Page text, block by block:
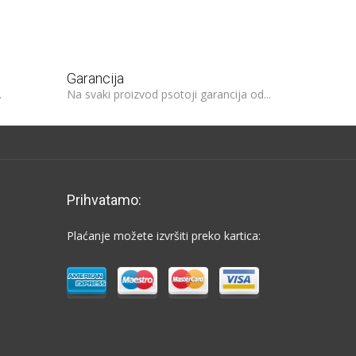
Garancija
Na svaki proizvod psotoji garancija od...
Prihvatamo:
Plaćanje možete izvršiti preko kartica: